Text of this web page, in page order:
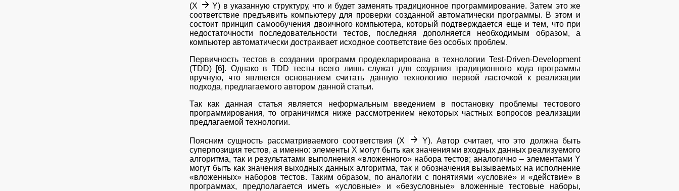
(Х
Y) в указанную структуру, что и будет заменять традиционное программирование. Затем это же
соответствие предъявить компьютеру для проверки созданной автоматически программы. В этом и
состоит принцип самообучения двоичного компьютера, который подтверждается еще и тем, что при
недостаточности последовательности тестов, последняя дополняется необходимым образом, а
компьютер автоматически достраивает исходное соответствие без особых проблем.
Первичность тестов в создании программ продекларирована в технологии Test-Driven-Development
(TDD) [6]. Однако в TDD тесты всего лишь служат для создания традиционного кода программы
вручную, что является основанием считать данную технологию первой ласточкой к реализации
подхода, предлагаемого автором данной статьи.
Так как данная статья является неформальным введением в постановку проблемы тестового
программирования, то ограничимся ниже рассмотрением некоторых частных вопросов реализации
предлагаемой технологии.
Поясним сущность рассматриваемого соответствия (Х
Y). Автор считает, что это должна быть
суперпозиция тестов, а именно: элементы Х могут быть как значениями входных данных реализуемого
алгоритма, так и результатами выполнения «вложенного» набора тестов; аналогично – элементами Y
могут быть как значения выходных данных алгоритма, так и обозначения вызываемых на исполнение
«вложенных» наборов тестов. Таким образом, по аналогии с понятиями «условие» и «действие» в
программах, предполагается иметь «условные» и «безусловные» вложенные тестовые наборы,